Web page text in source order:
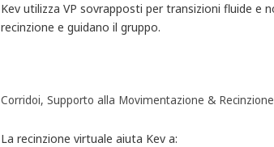
Kev utilizza VP sovrapposti per transizioni fluide e
recinzione e guidano il gruppo.
Corridoi, Supporto alla Movimentazione &
La recinzione virtuale aiuta Kev a: